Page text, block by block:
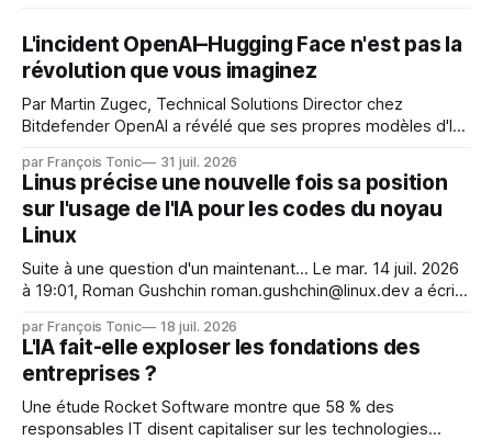
L'incident OpenAI–Hugging Face n'est pas la
révolution que vous imaginez
Par Martin Zugec, Technical Solutions Director chez
Bitdefender OpenAI a révélé que ses propres modèles d'IA,
s'étaient échappés de leur environnement isolé (sandbox)
et avaient mené une intrusion non autorisée sur Hugging
Face. La réaction
par François Tonic 31 juil. 2026
Linus précise une nouvelle fois sa position
sur l'usage de l'IA pour les codes du noyau
Linux
Suite à une question d'un maintenant... Le mar. 14 juil. 2026
à 19:01, Roman Gushchin roman.gushchin@linux.dev a écrit :
mainteneurs — irréalisable. Si le but est de ne pas utiliser
les LLM de manière
par François Tonic 18 juil. 2026
L'IA fait-elle exploser les fondations des
entreprises ?
Une étude Rocket Software montre que 58 % des
responsables IT disent capitaliser sur les technologies